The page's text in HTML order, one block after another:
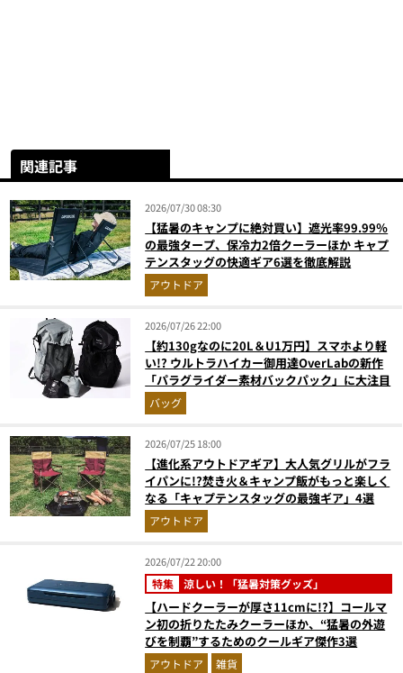
関連記事
2026/07/30 08:30
【猛暑のキャンプに絶対買い】遮光率99.99％
の最強タープ、保冷力2倍クーラーほか キャプ
テンスタッグの快適ギア6選を徹底解説
アウトドア
2026/07/26 22:00
【約130gなのに20L＆U1万円】スマホより軽
い!? ウルトラハイカー御用達OverLabの新作
「パラグライダー素材バックパック」に大注目
バッグ
2026/07/25 18:00
【進化系アウトドアギア】大人気グリルがフラ
イパンに!?焚き火＆キャンプ飯がもっと楽しく
なる「キャプテンスタッグの最強ギア」4選
アウトドア
2026/07/22 20:00
特集 涼しい！「猛暑対策グッズ」
【ハードクーラーが厚さ11cmに!?】コールマ
ン初の折りたたみクーラーほか、“猛暑の外遊
びを制覇”するためのクールギア傑作3選
アウトドア 雑貨